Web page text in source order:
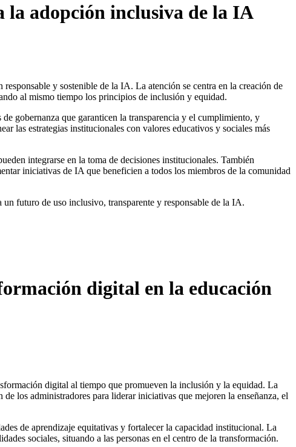
la adopción inclusiva de la IA
y sostenible de la IA. La atención se centra en la creación de
al mismo tiempo los principios de inclusión y equidad.
gobernanza que garanticen la transparencia y el cumplimiento, y
las estrategias institucionales con valores educativos y sociales más
integrarse en la toma de decisiones institucionales. También
iniciativas de IA que beneficien a todos los miembros de la comunidad
futuro de uso inclusivo, transparente y responsable de la IA.
digital en la educación
digital al tiempo que promueven la inclusión y la equidad. La
los administradores para liderar iniciativas que mejoren la enseñanza, el
de aprendizaje equitativas y fortalecer la capacidad institucional. La
sociales, situando a las personas en el centro de la transformación.